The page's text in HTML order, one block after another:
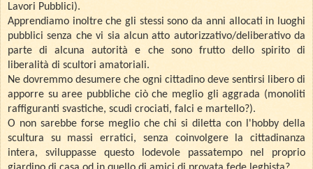
Lavori Pubblici).
Apprendiamo inoltre che gli stessi sono da anni allocati in luoghi
pubblici senza che vi sia alcun atto autorizzativo/deliberativo da
parte di alcuna autorità e che sono frutto dello spirito di
liberalità di scultori amatoriali.
Ne dovremmo desumere che ogni cittadino deve sentirsi libero di
apporre su aree pubbliche ciò che meglio gli aggrada (monoliti
raffiguranti svastiche, scudi crociati, falci e martello?).
O non sarebbe forse meglio che chi si diletta con l'hobby della
scultura su massi erratici, senza coinvolgere la cittadinanza
intera, sviluppasse questo lodevole passatempo nel proprio